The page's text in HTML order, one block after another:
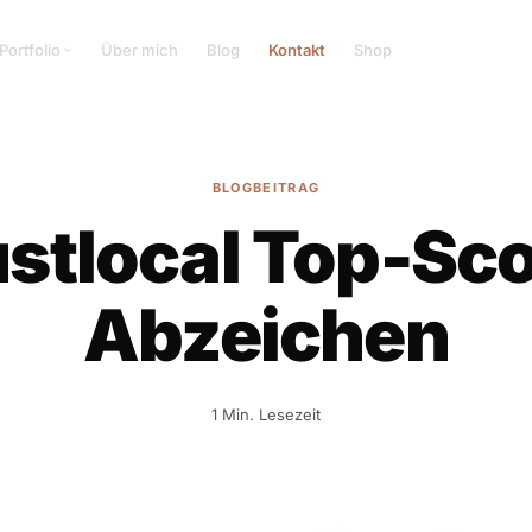
Portfolio Über mich Blog Kontakt Shop
BLOGBEITRAG
Top-
Abzeichen
1 Min. Lesezeit